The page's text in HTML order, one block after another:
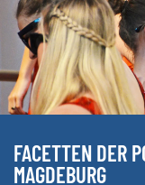
FACETTEN DER
MAGDEBURG